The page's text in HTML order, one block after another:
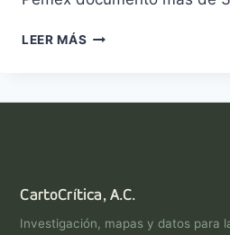
LEER MÁS MÁS
DUCTOS,
DERRAMES
E
CartoCrítica, A.C.
Investigación, mapas y datos para